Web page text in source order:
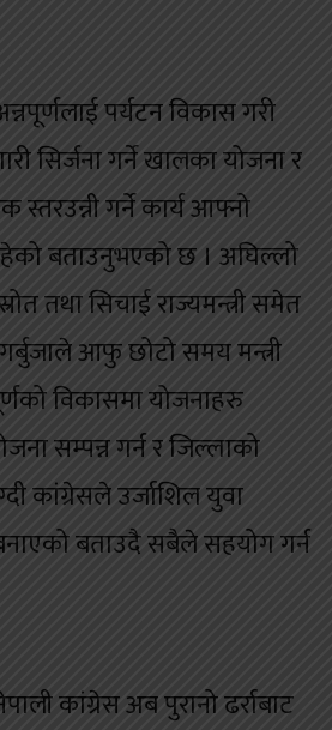
पर्यटन विकास गरी
सिर्जना गर्ने खालका योजना र
स्तरउन्नी गर्ने कार्य आफ्नो
बताउनुभएको छ । अघिल्लो
तथा सिचाई राज्यमन्त्री समेत
आफु छोटो समय मन्त्री
विकासमा योजनाहरु
सम्पन्न गर्न र जिल्लाको
कांग्रेसले उर्जाशिल युवा
बताउदै सबैले सहयोग गर्न
कांग्रेस अब पुरानो ढर्राबाट